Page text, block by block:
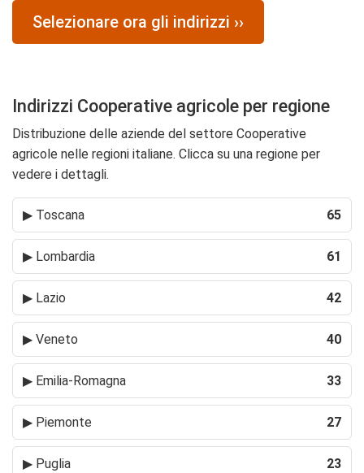
Selezionare ora gli indirizzi ››
Indirizzi Cooperative agricole per regione
Distribuzione delle aziende del settore Cooperative
agricole nelle regioni italiane. Clicca su una regione per
vedere i dettagli.
▶ Toscana 65
▶ Lombardia 61
▶ Lazio 42
▶ Veneto 40
▶ Emilia-Romagna 33
▶ Piemonte 27
▶ Puglia 23